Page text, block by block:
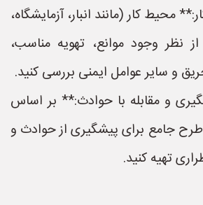
محیط کار (مانند انبار، آزمایشگاه،
از نظر وجود موانع، تهویه مناسب،
و سایر عوامل ایمنی بررسی کنید.
و مقابله با حوادث:** بر اساس
جامع برای پیشگیری از حوادث و
تهیه کنید.